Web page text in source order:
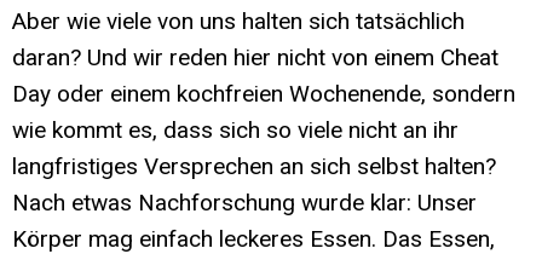
Aber wie viele von uns halten sich tatsächlich
daran? Und wir reden hier nicht von einem Cheat
Day oder einem kochfreien Wochenende, sondern
wie kommt es, dass sich so viele nicht an ihr
langfristiges Versprechen an sich selbst halten?
Nach etwas Nachforschung wurde klar: Unser
Körper mag einfach leckeres Essen. Das Essen,